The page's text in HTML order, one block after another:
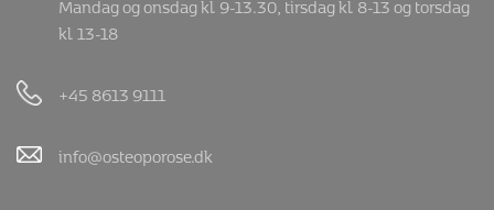
kl. 13-18
+45 8613 9111
info@osteoporose.dk